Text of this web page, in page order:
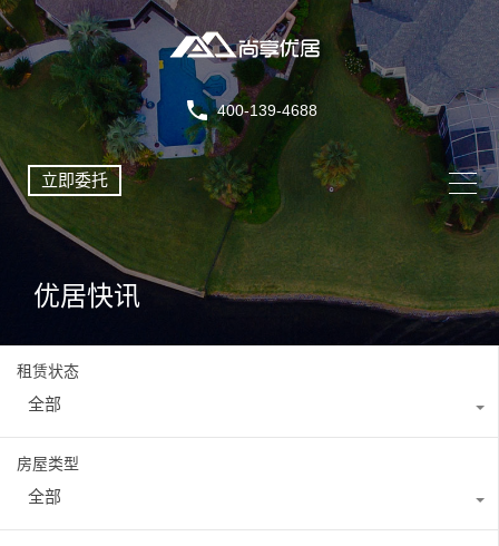
400-139-4688
立即委托
优居快讯
租赁状态
全部
房屋类型
全部